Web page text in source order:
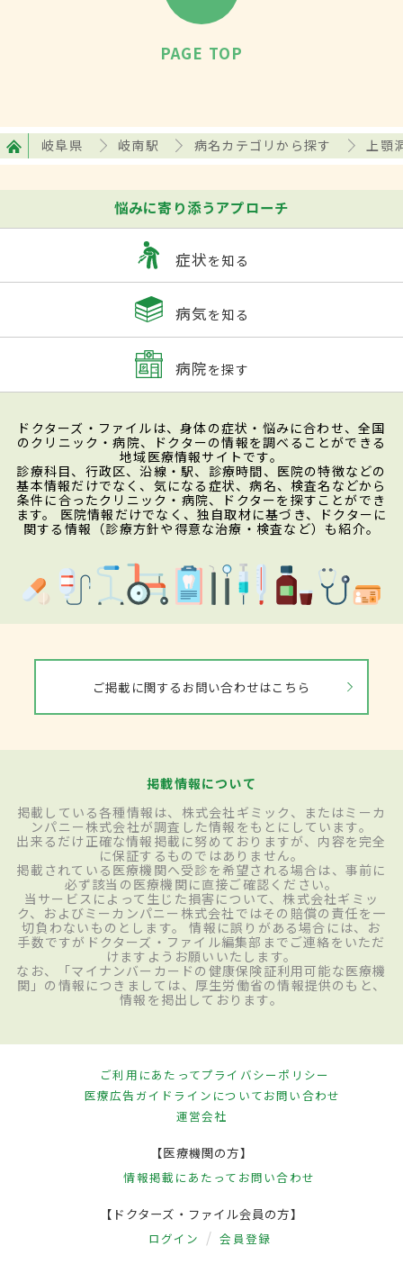
PAGE TOP
岐阜県 岐南駅 病名カテゴリから探す 上顎
悩みに寄り添うアプローチ
症状を知る
病気を知る
病院を探す
ドクターズ・ファイルは、身体の症状・悩みに合わせ、全国
のクリニック・病院、ドクターの情報を調べることができる
地域医療情報サイトです。
診療科目、行政区、沿線・駅、診療時間、医院の特徴などの
基本情報だけでなく、気になる症状、病名、検査名などから
条件に合ったクリニック・病院、ドクターを探すことができ
ます。 医院情報だけでなく、独自取材に基づき、ドクターに
関する情報（診療方針や得意な治療・検査など）も紹介。
ご掲載に関するお問い合わせはこちら
掲載情報について
掲載している各種情報は、株式会社ギミック、またはミーカ
ンパニー株式会社が調査した情報をもとにしています。
出来るだけ正確な情報掲載に努めておりますが、内容を完全
に保証するものではありません。
掲載されている医療機関へ受診を希望される場合は、事前に
必ず該当の医療機関に直接ご確認ください。
当サービスによって生じた損害について、株式会社ギミッ
ク、およびミーカンパニー株式会社ではその賠償の責任を一
切負わないものとします。 情報に誤りがある場合には、お
手数ですがドクターズ・ファイル編集部までご連絡をいただ
けますようお願いいたします。
なお、「マイナンバーカードの健康保険証利用可能な医療機
関」の情報につきましては、厚生労働省の情報提供のもと、
情報を掲出しております。
ご利用にあたってプライバシーポリシー
医療広告ガイドラインについてお問い合わせ
運営会社
【医療機関の方】
情報掲載にあたって お問い合わせ
【ドクターズ・ファイル会員の方】
ログイン 会員登録